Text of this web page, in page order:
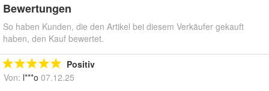
Bewertungen
So haben Kunden, die den Artikel bei diesem Verkäufer gekauft
haben, den Kauf bewertet.
Positiv
Von: l***o 07.12.25